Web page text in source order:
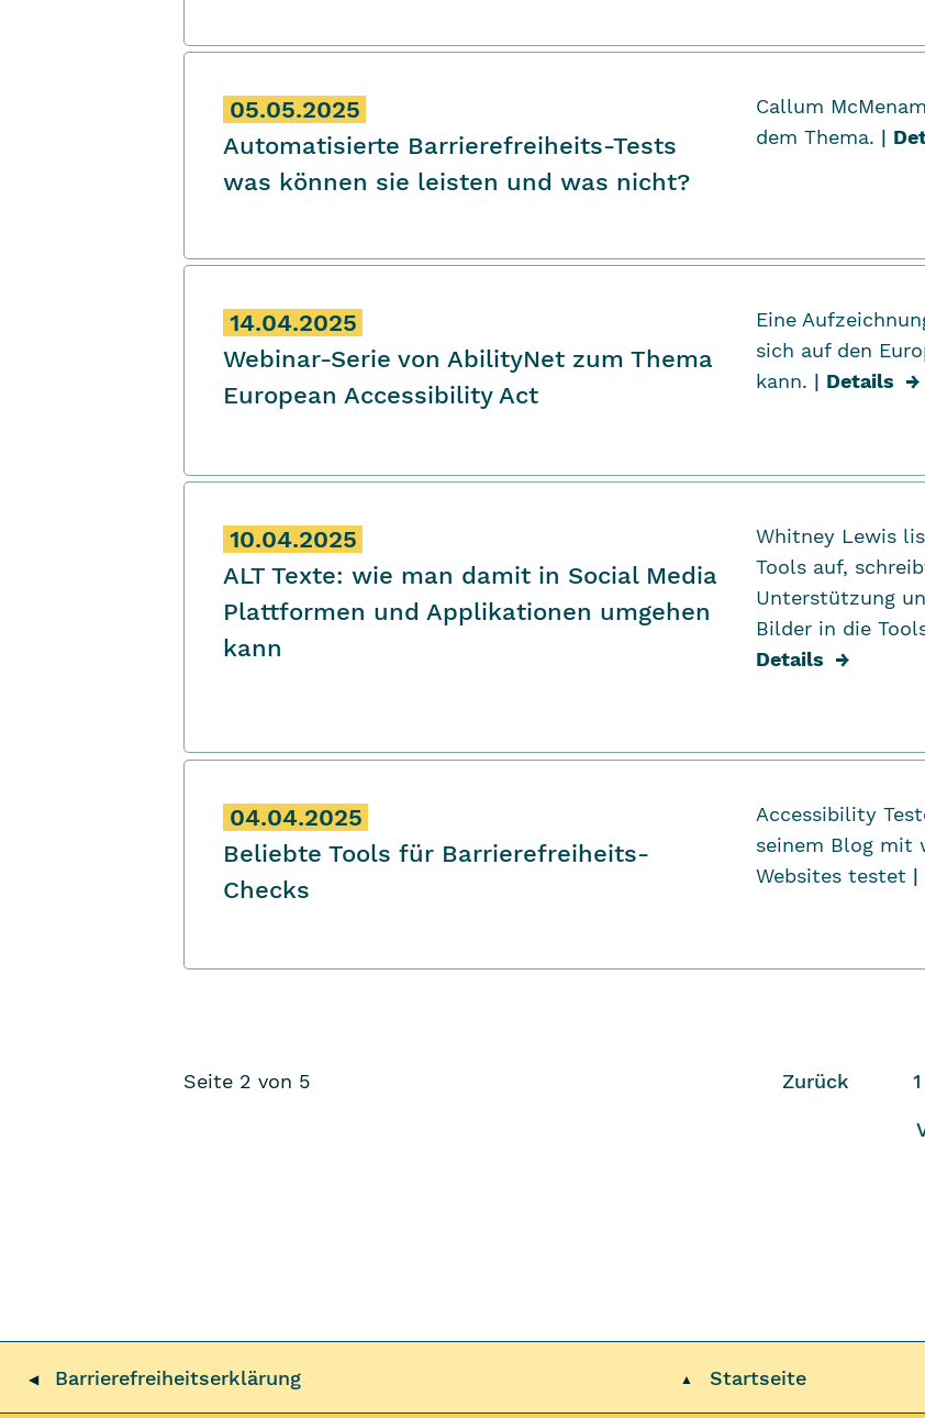
05.05.2025
Automatisierte Barrierefreiheits-Tests
was können sie leisten und was nicht?
Callum
dem Thema. |
14.04.2025
Webinar-Serie von AbilityNet zum Thema
European Accessibility Act
Eine
sich auf den
kann.
Details →
10.04.2025
ALT Texte: wie man damit in Social Media
Plattformen und Applikationen umgehen
kann
Whitney Lewis
Tools auf,
Unterstützung
Bilder in die
Details →
04.04.2025
Beliebte Tools für Barrierefreiheits-
Checks
Accessibility
seinem Blog mit
Websites testet |
Seite 2 von 5 Zurück 1
◀ Barrierefrei­heits­erklärung ▲ Startseite